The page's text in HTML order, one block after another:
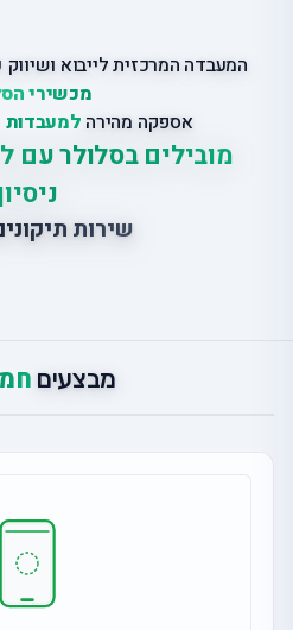
המעבדה המרכזית לייבוא
מכשירי
אספקה מהירה למעבדות
שירות
מבצעים